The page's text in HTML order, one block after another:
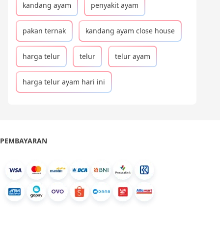
kandang ayam penyakit ayam
pakan ternak kandang ayam close house
harga telur telur telur ayam
harga telur ayam hari ini
PEMBAYARAN